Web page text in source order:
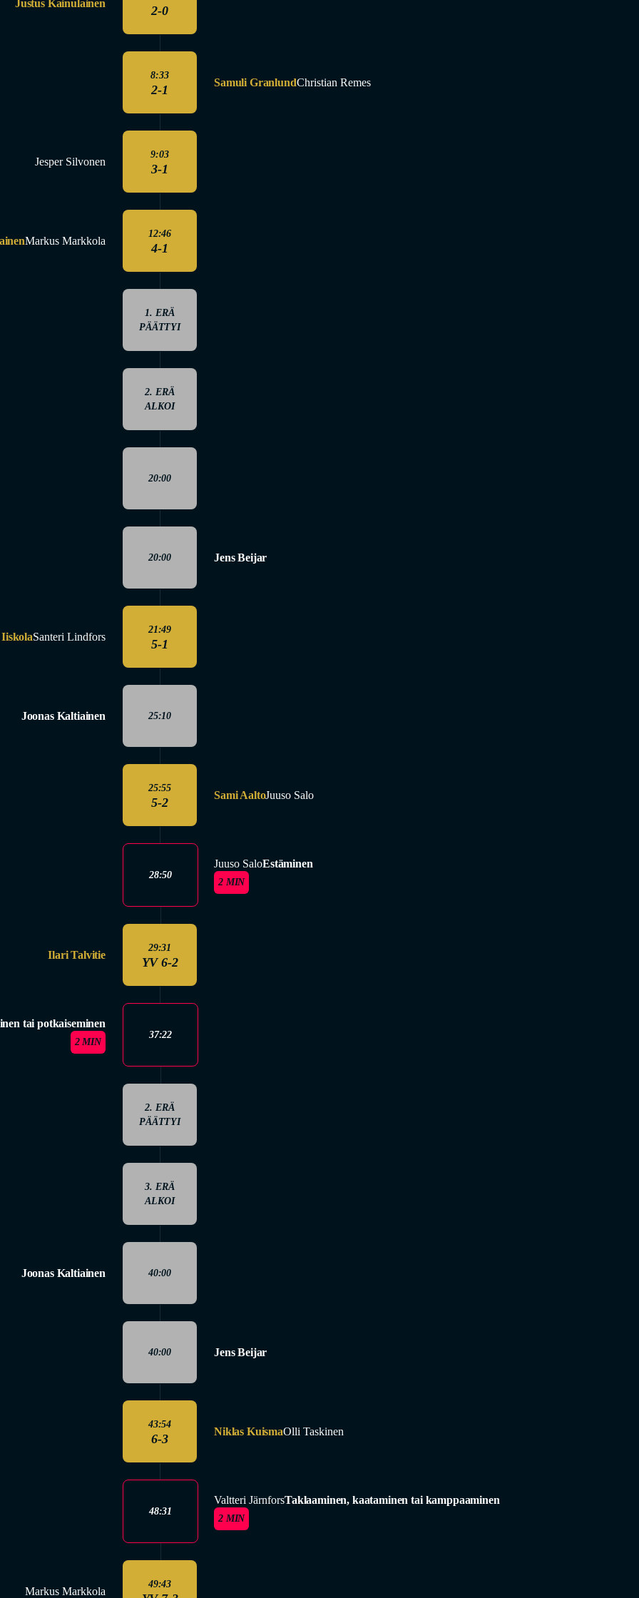
Justus Kainulainen
2-0
8:33
2-1
Samuli GranlundChristian Remes
Jesper Silvonen
9:03
3-1
Markus Markkola
12:46
4-1
1. ERÄ
PÄÄTTYI
2. ERÄ
ALKOI
20:00
20:00 Jens Beijar
Santeri Lindfors
21:49
5-1
Joonas Kaltiainen 25:10
25:55
5-2
Sami AaltoJuuso Salo
28:50
Juuso SaloEstäminen
2 MIN
Ilari Talvitie
29:31
YV 6-2
tai potkaiseminen
2 MIN
37:22
2. ERÄ
PÄÄTTYI
3. ERÄ
ALKOI
Joonas Kaltiainen 40:00
40:00 Jens Beijar
43:54
6-3
Niklas KuismaOlli Taskinen
48:31
Valtteri JärnforsTaklaaminen, kaataminen tai kamppaaminen
2 MIN
Markus Markkola
49:43